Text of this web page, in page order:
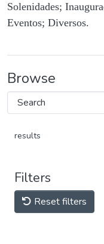
Solenidades;
Eventos; Diversos.
Browse
results
Filters
Reset filters